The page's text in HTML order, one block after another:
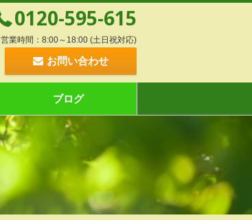
0120-595-615
営業時間：8:00～18:00 (土日祝対応)
お問い合わせ
ブログ